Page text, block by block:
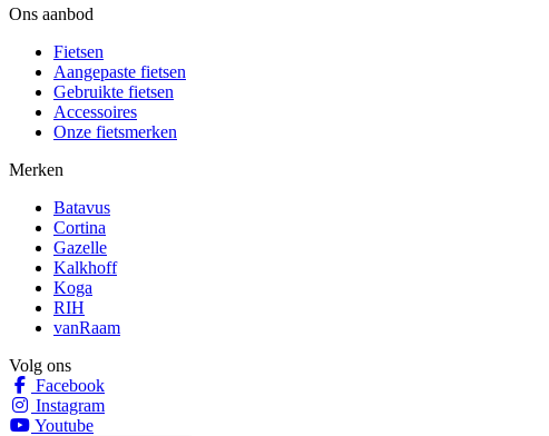
Ons aanbod
Fietsen
Aangepaste fietsen
Gebruikte fietsen
Accessoires
Onze fietsmerken
Merken
Batavus
Cortina
Gazelle
Kalkhoff
Koga
RIH
vanRaam
Volg ons
Facebook
Instagram
Youtube